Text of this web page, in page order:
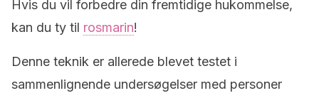
Hvis du vil forbedre din fremtidige hukommelse,
kan du ty til rosmarin!
Denne teknik er allerede blevet testet i
sammenlignende undersøgelser med personer